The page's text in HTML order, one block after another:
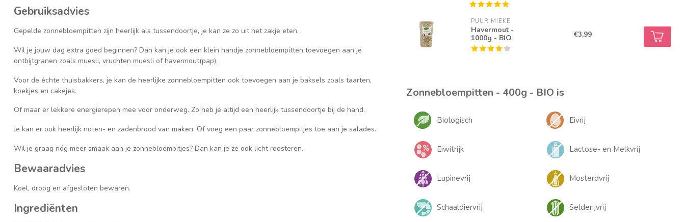
Gebruiksadvies
Gepelde zonnebloempitten zijn heerlijk als tussendoortje, je kan ze zo uit het zakje eten.
Wil je jouw dag extra goed beginnen? Dan kan je ook een klein handje zonnebloempitten toevoegen aan je
ontbijtgranen zoals muesli, vruchten muesli of havermout(pap).
Voor de échte thuisbakkers, je kan de heerlijke zonnebloempitten ook toevoegen aan je baksels zoals taarten,
koekjes en cakejes.
Of maar er lekkere energierepen mee voor onderweg. Zo heb je altijd een heerlijk tussendoortje bij de hand.
Je kan er ook heerlijk noten- en zadenbrood van maken. Of voeg een paar zonnebloempitjes toe aan je salades.
Wil je graag nóg meer smaak aan je zonnebloempitjes? Dan kan je ze ook licht roosteren.
Bewaaradvies
Koel, droog en afgesloten bewaren.
Ingrediënten
PUUR MIEKE
Havermout -
1000g - BIO
€3,99
Zonnebloempitten - 400g - BIO is
Biologisch Eivrij
Eiwitrijk Lactose- en Melkvrij
Lupinevrij Mosterdvrij
Schaaldiervrij Selderijvrij